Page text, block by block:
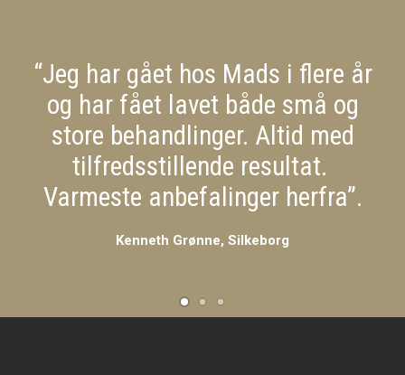
“Jeg har gået hos Mads i flere år
og har fået lavet både små og
store behandlinger. Altid med
tilfredsstillende resultat.
Varmeste anbefalinger herfra”.
Kenneth Grønne, Silkeborg